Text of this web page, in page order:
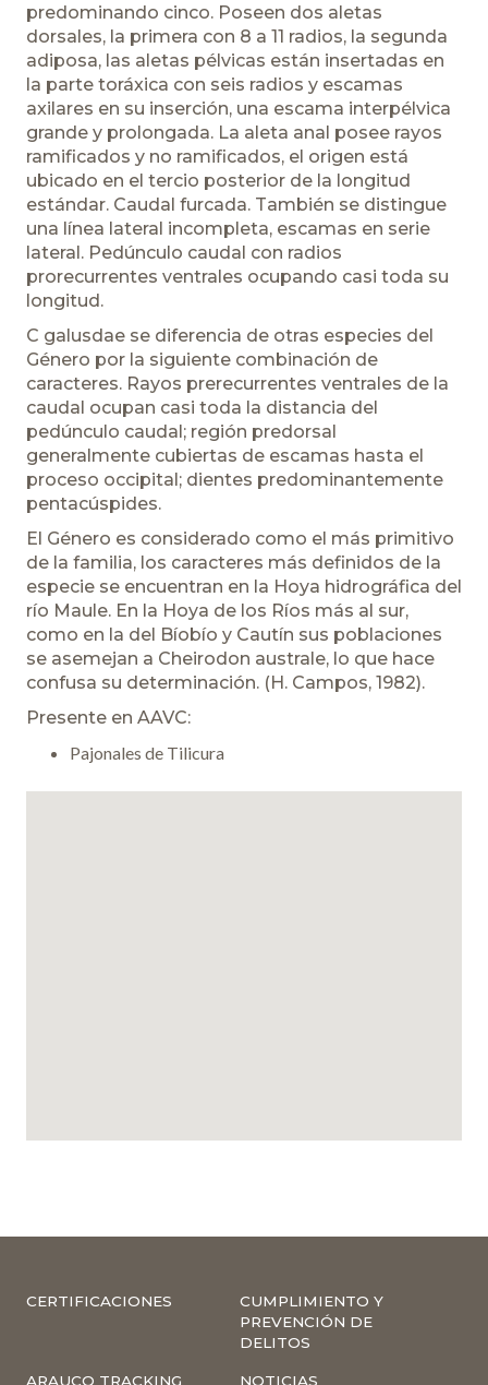
predominando cinco. Poseen dos aletas
dorsales, la primera con 8 a 11 radios, la segunda
adiposa, las aletas pélvicas están insertadas en
la parte toráxica con seis radios y escamas
axilares en su inserción, una escama interpélvica
grande y prolongada. La aleta anal posee rayos
ramificados y no ramificados, el origen está
ubicado en el tercio posterior de la longitud
estándar. Caudal furcada. También se distingue
una línea lateral incompleta, escamas en serie
lateral. Pedúnculo caudal con radios
prorecurrentes ventrales ocupando casi toda su
longitud.
C galusdae se diferencia de otras especies del
Género por la siguiente combinación de
caracteres. Rayos prerecurrentes ventrales de la
caudal ocupan casi toda la distancia del
pedúnculo caudal; región predorsal
generalmente cubiertas de escamas hasta el
proceso occipital; dientes predominantemente
pentacúspides.
El Género es considerado como el más primitivo
de la familia, los caracteres más definidos de la
especie se encuentran en la Hoya hidrográfica del
río Maule. En la Hoya de los Ríos más al sur,
como en la del Bíobío y Cautín sus poblaciones
se asemejan a Cheirodon australe, lo que hace
confusa su determinación. (H. Campos, 1982).
Presente en AAVC:
Pajonales de Tilicura
CERTIFICACIONES
CUMPLIMIENTO Y
PREVENCIÓN DE
DELITOS
ARAUCO TRACKING NOTICIAS